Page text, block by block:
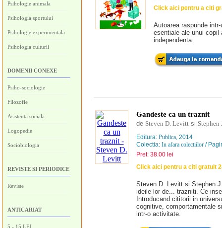
Psihologie animala
Psihologia sportului
Psihologie experimentala
Psihologia culturii
DOMENII CONEXE
Psiho-sociologie
Filozofie
Asistenta sociala
Logopedie
Sociobiologia
REVISTE SI PERIODICE
Reviste
ANTICARIAT
5 - 15 LEI
Click aici pentru a citi
Autoarea raspunde
esentiale ale unui copil
independenta.
Gandeste ca un traznit
de Steven D. Levitt si Stephen
Editura: Publica, 2014
Colectia: In afara colectiilor /
Pret: 38.00 lei
Click aici pentru a citi gratuit
Steven D. Levitt si Stephen
ideile lor de... trazniti. Ce
Introducand cititorii in
cognitive, comportamentale
intr-o activitate.